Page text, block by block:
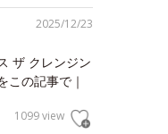
2025/12/23
ザ クレンジン
この記事で｜
1099 view